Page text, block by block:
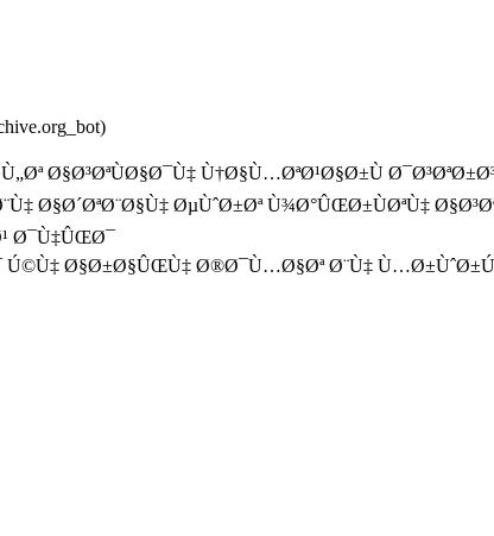
Ø§Ø³ØªÙØ§Ø¯Ù‡ Ù†Ø§Ù…ØªØ¹Ø§Ø±Ù
Ø§Ø´ØªØ¨Ø§Ù‡ ØµÙˆØ±Øª Ù¾Ø°ÛŒØ±ÙØªÙ‡
Ø¯Ù‡ÛŒØ¯
Ú©Ù‡ Ø§Ø±Ø§ÛŒÙ‡ Ø®Ø¯Ù…Ø§Øª Ø¨Ù‡